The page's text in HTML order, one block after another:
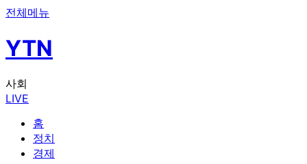
전체메뉴
YTN
사회
LIVE
홈
정치
경제